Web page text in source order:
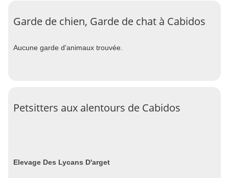
Garde de chien, Garde de chat à Cabidos
Aucune garde d'animaux trouvée.
Petsitters aux alentours de Cabidos
Elevage Des Lycans D'arget